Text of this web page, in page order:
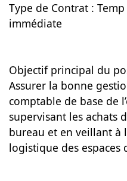
Type de Contrat :
immédiate
Objectif principal du
Assurer la bonne
comptable de base de
supervisant les achats
bureau et en veillant à
logistique des espaces